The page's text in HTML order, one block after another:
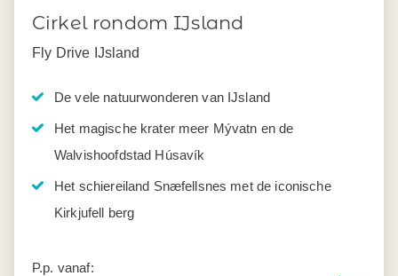
Cirkel rondom IJsland
Fly Drive IJsland
De vele natuurwonderen van IJsland
Het magische krater meer Mývatn en de
Walvishoofdstad Húsavík
Het schiereiland Snæfellsnes met de iconische
Kirkjufell berg
P.p. vanaf: